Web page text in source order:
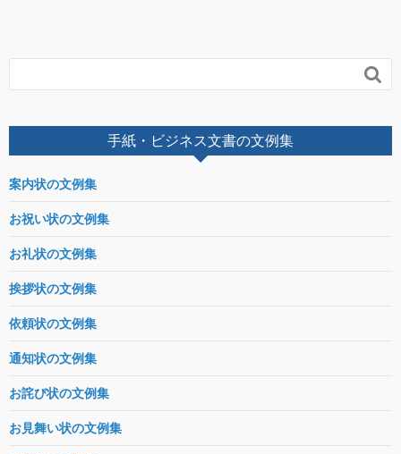

手紙・ビジネス文書の文例集
案内状の文例集
お祝い状の文例集
お礼状の文例集
挨拶状の文例集
依頼状の文例集
通知状の文例集
お詫び状の文例集
お見舞い状の文例集